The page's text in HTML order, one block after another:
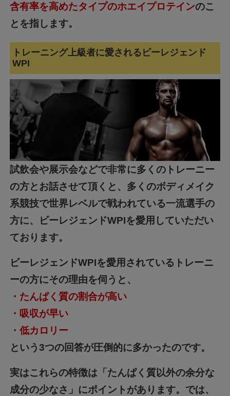
含有率を高めたタイプのホエイプロテインのこ
とを指します。
トレーニング上級者に愛されるビーレジェンド
WPI
試飲会や展示会などで非常に多くのトレーニー
の方とお話させて頂くと、多くのボディメイク
系競技で世界レベルで戦われている一流選手の
方に、ビーレジェンドWPIを愛用していただい
ております。
ビーレジェンドWPIを愛用されているトレーニ
ーの方にその理由を伺うと、
・たんぱく質の割合が高い
・吸収が早い
・低カロリー
という3つの回答が圧倒的に多かったのです。
実はこれらの特徴は「たんぱく質以外の余分な
成分の少なさ」にポイントがあります。では、